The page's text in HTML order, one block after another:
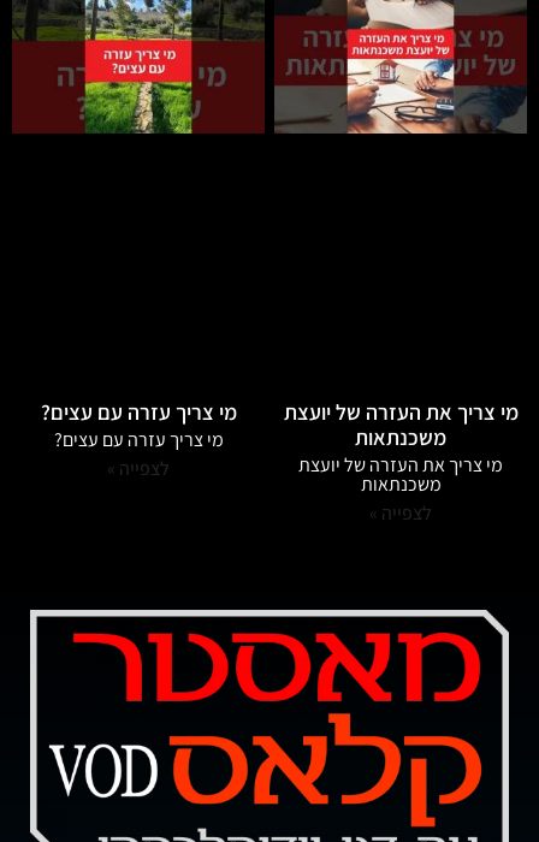
מי צריך את העזרה של יועצת
משכנתאות
מי צריך את העזרה של יועצת
משכנתאות
לצפייה »
מי צריך עזרה עם עצים?
מי צריך עזרה עם עצים?
לצפייה »